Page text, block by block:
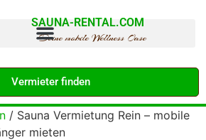
SAUNA-RENTAL.COM
Deine mobile Wellness Oase
Vermieter finden
/ Sauna Vermietung Rein – mobile
mieten